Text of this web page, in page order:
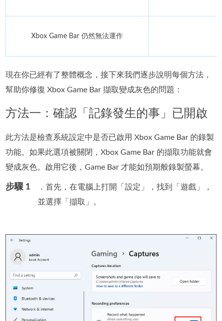
Xbox Game Bar 仍然無法運作
現在你已經有了整體概念，接下來我們逐步說明每個方法，
幫助你修復 Xbox Game Bar 擷取變成灰色的問題：
方法一：確認「記錄發生的事」已開啟
此方法是檢查系統設定中是否已啟用 Xbox Game Bar 的錄製
功能。如果此選項被關閉，Xbox Game Bar 的擷取功能就會
變成灰色。啟用它後，Game Bar 才能如預期般錄製螢幕。
步驟 1
．首先，在電腦上打開「設定」，找到「遊戲」，
並選擇「擷取」。